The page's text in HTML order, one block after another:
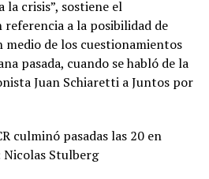
la crisis”, sostiene el
a la posibilidad de
de los cuestionamientos
pasada, cuando se habló de la
Juan Schiaretti a Juntos por
culminó pasadas las 20 en
Stulberg